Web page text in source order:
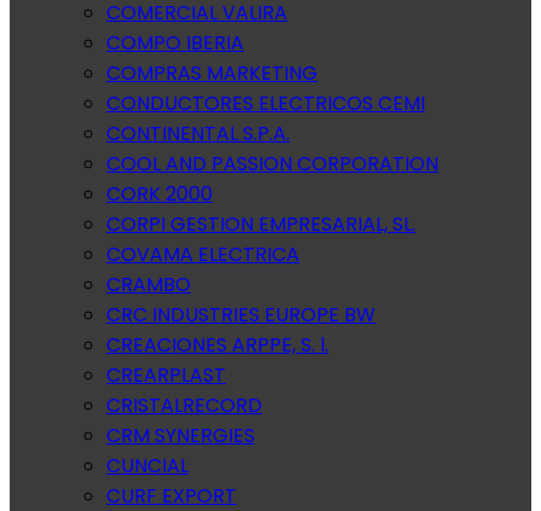
COMERCIAL VALIRA
COMPO IBERIA
COMPRAS MARKETING
CONDUCTORES ELECTRICOS CEMI
CONTINENTAL S.P.A.
COOL AND PASSION CORPORATION
CORK 2000
CORPI GESTION EMPRESARIAL, SL.
COVAMA ELECTRICA
CRAMBO
CRC INDUSTRIES EUROPE BW
CREACIONES ARPPE, S. l.
CREARPLAST
CRISTALRECORD
CRM SYNERGIES
CUNCIAL
CURF EXPORT